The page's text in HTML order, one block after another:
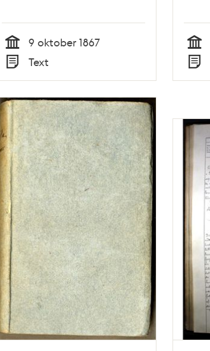
Tid
9 oktober 1867
Typ
Text Tid
Typ